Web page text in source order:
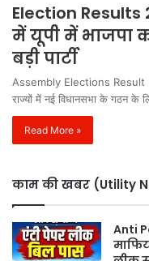
Election
में यूपी में भाजपा
बड़ी पार्टी
Assembly Elections Result
राज्यों में नई विधानसभा के गठन के
Read More »
काम की खबर (Utility
Anti